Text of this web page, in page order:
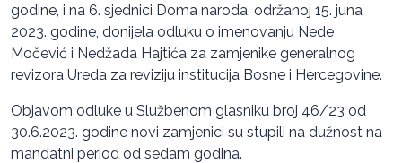
godine, i na 6. sjednici Doma naroda, održanoj 15. juna
2023. godine, donijela odluku o imenovanju Nede
Močević i Nedžada Hajtića za zamjenike generalnog
revizora Ureda za reviziju institucija Bosne i Hercegovine.
Objavom odluke u Službenom glasniku broj 46/23 od
30.6.2023. godine novi zamjenici su stupili na dužnost na
mandatni period od sedam godina.